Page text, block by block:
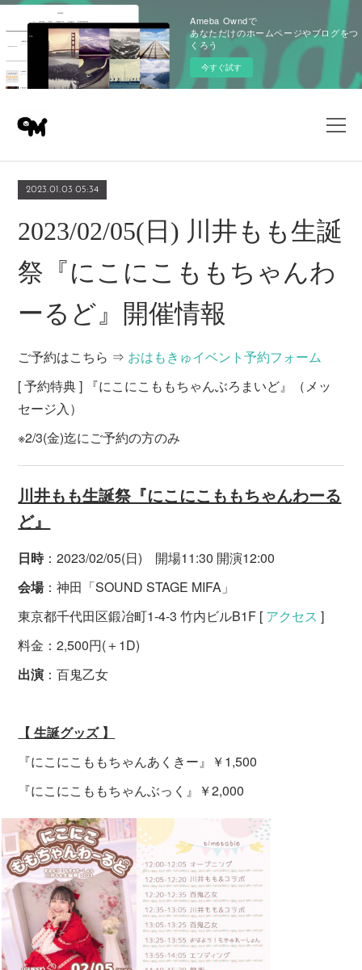
Ameba Owndで
あなただけのホームページやブログをつ
くろう
今すぐ試す
2023.01.03 05:34
2023/02/05(日) 川井もも生誕
祭『にこにこももちゃんわ
ーるど』開催情報
ご予約はこちら ⇒ おはもきゅイベント予約フォーム
[ 予約特典 ] 『にこにこももちゃんぶろまいど』（メッ
セージ入）
※2/3(金)迄にご予約の方のみ
川井もも生誕祭『にこにこももちゃんわーる
ど』
日時：2023/02/05(日) 開場11:30 開演12:00
会場：神田「SOUND STAGE MIFA」
東京都千代田区鍛冶町1-4-3 竹内ビルB1F [ アクセス ]
料金：2,500円(＋1D)
出演 ：百鬼乙女
【 生誕グッズ 】
『にこにこももちゃんあくきー』￥1,500
『にこにこももちゃんぶっく』￥2,000